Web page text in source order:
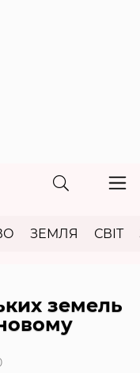
ЗЕМЛЯ СВІТ
земель